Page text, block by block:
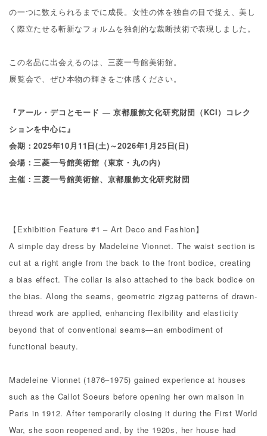
の一つに数えられるまでに成長。女性の体を独自の目で捉え、美し
く際立たせる斬新なフォルムを独創的な裁断技術で表現しました。
この名品に出会えるのは、三菱一号館美術館。
展覧会で、ぜひ本物の輝きをご体感ください。
『アール・デコとモード ― 京都服飾文化研究財団（KCI）コレク
ションを中心に』
会期：2025年10月11日(土)～2026年1月25日(日)
会場：三菱一号館美術館（東京・丸の内）
主催：三菱一号館美術館、京都服飾文化研究財団
【 Exhibition Feature #1 – Art Deco and Fashion】
A simple day dress by Madeleine Vionnet. The waist section is
cut at a right angle from the back to the front bodice, creating
a bias effect. The collar is also attached to the back bodice on
the bias. Along the seams, geometric zigzag patterns of drawn-
thread work are applied, enhancing flexibility and elasticity
beyond that of conventional seams—an embodiment of
functional beauty.
Madeleine Vionnet (1876–1975) gained experience at houses
such as the Callot Soeurs before opening her own maison in
Paris in 1912. After temporarily closing it during the First World
War, she soon reopened and, by the 1920s, her house had